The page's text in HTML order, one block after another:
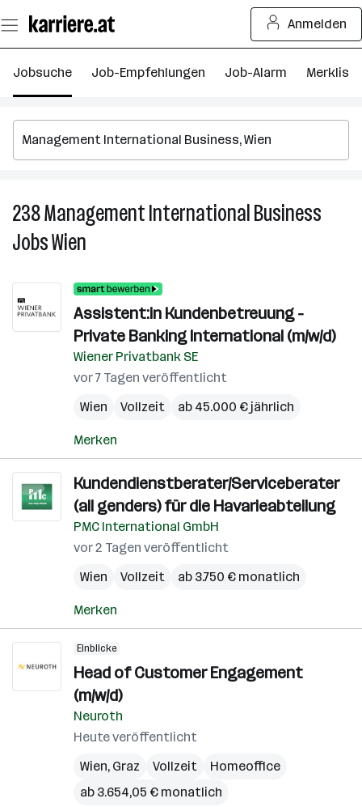
Seiteninhalt
springen
Anmelden
Jobsuche Job-Empfehlungen Job-Alarm Merkliste
238Management International Business
JobsWien
Assistent:in Kundenbetreuung -
Private Banking International (m/w/d)
Wiener Privatbank SE
vor 7 Tagen veröffentlicht
Wien
Vollzeit ab 45.000 € jährlich
Merken
Kundendienstberater/Serviceberater
(all genders) für die Havarieabteilung
PMC International GmbH
vor 2 Tagen veröffentlicht
Wien
Vollzeit ab 3.750 € monatlich
Merken
Einblicke
Head of Customer Engagement
(m/w/d)
Neuroth
Heute veröffentlicht
Wien, Graz Vollzeit
Homeoffice
ab 3.654,05 € monatlich